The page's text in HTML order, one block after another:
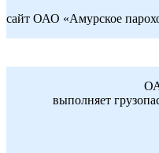
сайт ОАО «Амурское
выполняет